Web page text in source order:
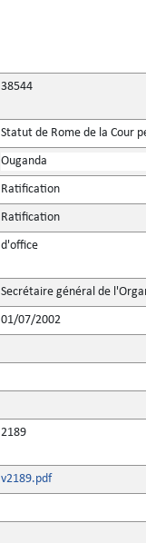
38544
Statut de Rome de la Cour
Ouganda
Ratification
Ratification
d'office
Secrétaire général de
01/07/2002
2189
v2189.pdf